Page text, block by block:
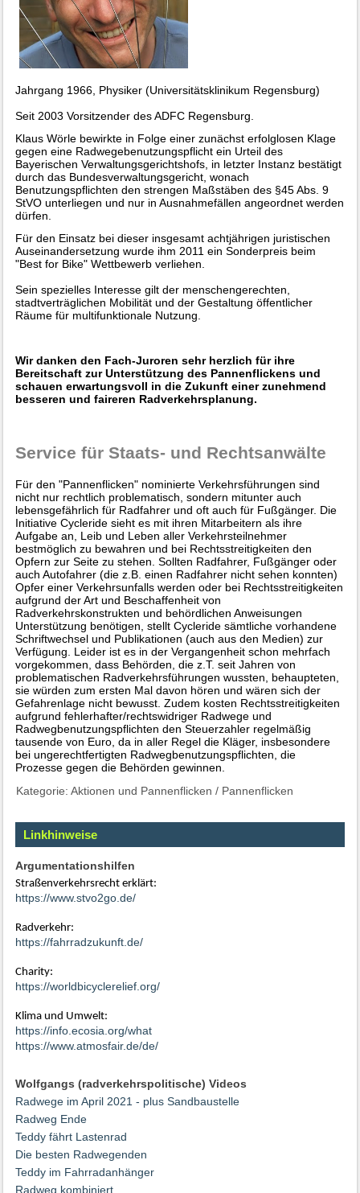
Jahrgang 1966, Physiker (Universitätsklinikum Regensburg)
Seit 2003 Vorsitzender des ADFC Regensburg.
Klaus Wörle bewirkte in Folge einer zunächst erfolglosen Klage
gegen eine Radwegebenutzungspflicht ein Urteil des
Bayerischen Verwaltungsgerichtshofs, in letzter Instanz bestätigt
durch das Bundesverwaltungsgericht, wonach
Benutzungspflichten den strengen Maßstäben des §45 Abs. 9
StVO unterliegen und nur in Ausnahmefällen angeordnet werden
dürfen.
Für den Einsatz bei dieser insgesamt achtjährigen juristischen
Auseinandersetzung wurde ihm 2011 ein Sonderpreis beim
"Best for Bike" Wettbewerb verliehen.
Sein spezielles Interesse gilt der menschengerechten,
stadtverträglichen Mobilität und der Gestaltung öffentlicher
Räume für multifunktionale Nutzung.
Wir danken den Fach-Juroren sehr herzlich für ihre
Bereitschaft zur Unterstützung des Pannenflickens und
schauen erwartungsvoll in die Zukunft einer zunehmend
besseren und faireren Radverkehrsplanung.
Service für Staats- und Rechtsanwälte
Für den "Pannenflicken" nominierte Verkehrsführungen sind
nicht nur rechtlich problematisch, sondern mitunter auch
lebensgefährlich für Radfahrer und oft auch für Fußgänger. Die
Initiative Cycleride sieht es mit ihren Mitarbeitern als ihre
Aufgabe an, Leib und Leben aller Verkehrsteilnehmer
bestmöglich zu bewahren und bei Rechtsstreitigkeiten den
Opfern zur Seite zu stehen. Sollten Radfahrer, Fußgänger oder
auch Autofahrer (die z.B. einen Radfahrer nicht sehen konnten)
Opfer einer Verkehrsunfalls werden oder bei Rechtsstreitigkeiten
aufgrund der Art und Beschaffenheit von
Radverkehrskonstrukten und behördlichen Anweisungen
Unterstützung benötigen, stellt Cycleride sämtliche vorhandene
Schriftwechsel und Publikationen (auch aus den Medien) zur
Verfügung. Leider ist es in der Vergangenheit schon mehrfach
vorgekommen, dass Behörden, die z.T. seit Jahren von
problematischen Radverkehrsführungen wussten, behaupteten,
sie würden zum ersten Mal davon hören und wären sich der
Gefahrenlage nicht bewusst. Zudem kosten Rechtsstreitigkeiten
aufgrund fehlerhafter/rechtswidriger Radwege und
Radwegbenutzungspflichten den Steuerzahler regelmäßig
tausende von Euro, da in aller Regel die Kläger, insbesondere
bei ungerechtfertigten Radwegbenutzungspflichten, die
Prozesse gegen die Behörden gewinnen.
Kategorie:Aktionen und Pannenflicken / Pannenflicken
Linkhinweise
Argumentationshilfen
Straßenverkehrsrecht erklärt:
https://www.stvo2go.de/
Radverkehr:
https://fahrradzukunft.de/
Charity:
https://worldbicyclerelief.org/
Klima und Umwelt:
https://info.ecosia.org/what
https://www.atmosfair.de/de/
Wolfgangs (radverkehrspolitische) Videos
Radwege im April 2021 - plus Sandbaustelle
Radweg Ende
Teddy fährt Lastenrad
Die besten Radwegenden
Teddy im Fahrradanhänger
Radweg kombiniert